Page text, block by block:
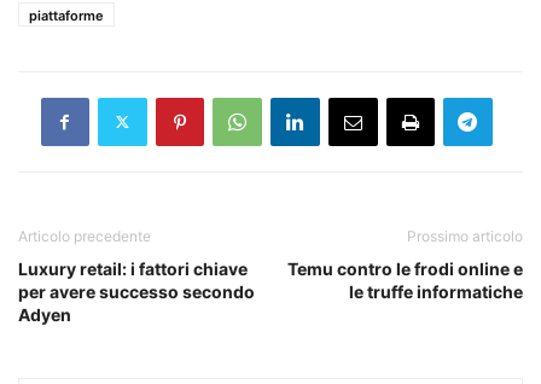
piattaforme
Articolo precedente
Luxury retail: i fattori chiave
per avere successo secondo
Adyen
Prossimo articolo
Temu contro le frodi online e
le truffe informatiche